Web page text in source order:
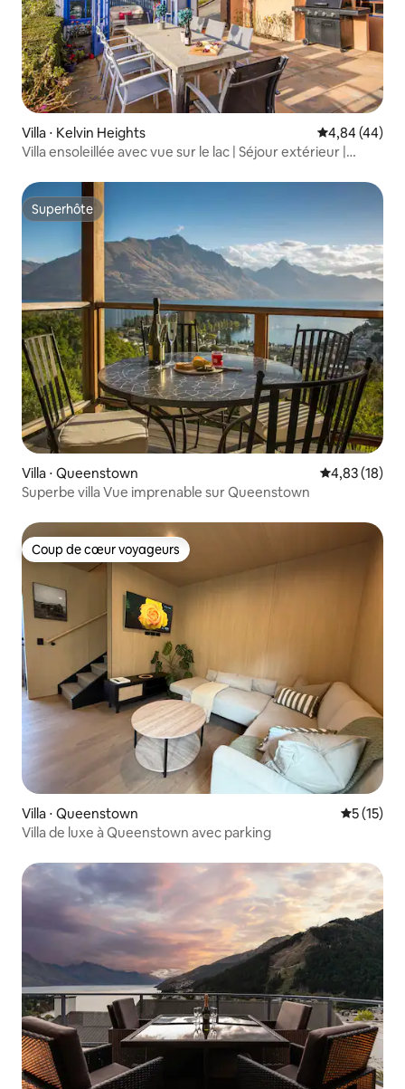
Villa ⋅ Kelvin Heights Évaluation
4,84 (44)
Villa ensoleillée avec vue sur le lac | Séjour extérieur |
Superhôte
Superhôte
Villa ⋅ Queenstown Évaluation
4,83 (18)
Superbe villa Vue imprenable sur Queenstown
Coup de cœur voyageurs
Coup de cœur voyageurs
Villa ⋅ Queenstown
5 (15)
Villa de luxe à Queenstown avec parking